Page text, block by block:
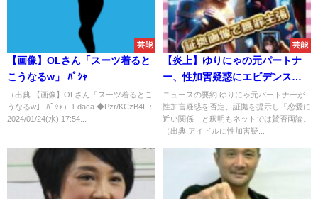
芸能
【画像】OLさん「スーツ着ると
こうなるw」 ﾊﾟｼｬ
（出典 【画像】OLさん「スーツ着るとこ
うなるw」 ﾊﾟｼｬ）1 daca ◆Pzr/KCzB4I ：
2024/01/24(水) 17:54...
芸能
【炎上】ゆりにゃの元パートナ
ー、性加害疑惑にエビデンス出
して燃料投下ｗｗｗ
ニュースの要約 ゆりにゃ元パートナーが
性加害疑惑を否定、証拠を提示し「恋愛に
近い関係」と釈明もネットでは賛否両論。
（出典 アイドルに性加害疑...